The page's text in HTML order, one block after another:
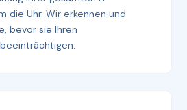
die Uhr. Wir erkennen und
bevor sie Ihren